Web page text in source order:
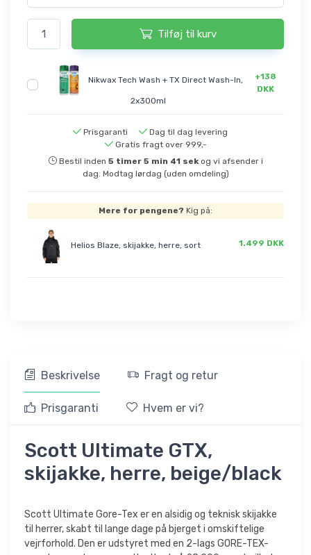
Tilføj til kurv
Nikwax Tech Wash + TX Direct Wash-In,
2x300ml
+138
DKK
Prisgaranti
Dag til dag levering
Gratis fragt over 999,-
Bestil inden 5 timer 5 min 41 sekog vi afsender i
dag. Modtag lørdag (uden omdeling)
Mere for pengene? Kig på:
Helios Blaze, skijakke, herre, sort 1.499 DKK
Beskrivelse Fragt og retur
Prisgaranti Hvem er vi?
Scott Ultimate GTX,
skijakke, herre, beige/black
Scott Ultimate Gore-Tex er en alsidig og teknisk skijakke
til herrer, skabt til lange dage på bjerget i omskiftelige
vejrforhold. Den er udstyret med en 2-lags GORE-TEX-